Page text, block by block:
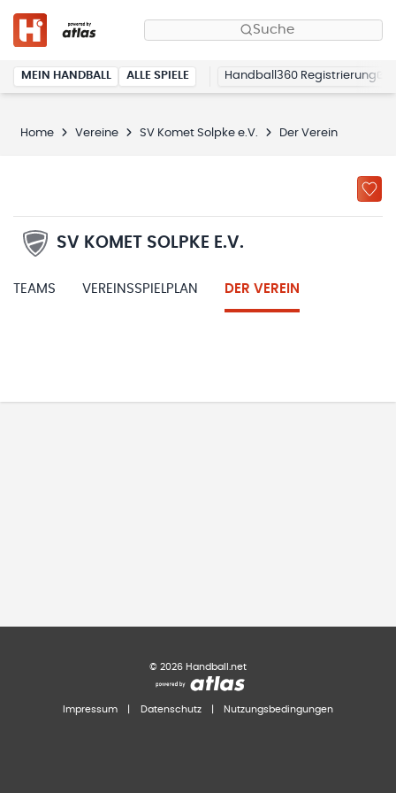
Suche
MEIN HANDBALL ALLE SPIELE Handball360 Registrierung
Home Vereine SV Komet Solpke e.V. Der Verein
SV KOMET SOLPKE E.V.
TEAMS VEREINSSPIELPLAN DER VEREIN
© 2026 Handball.net
Impressum Datenschutz Nutzungsbedingungen